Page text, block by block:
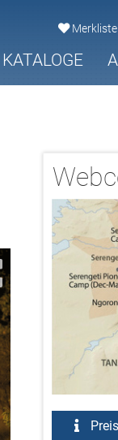
Merkliste
KATALOGE
2/17